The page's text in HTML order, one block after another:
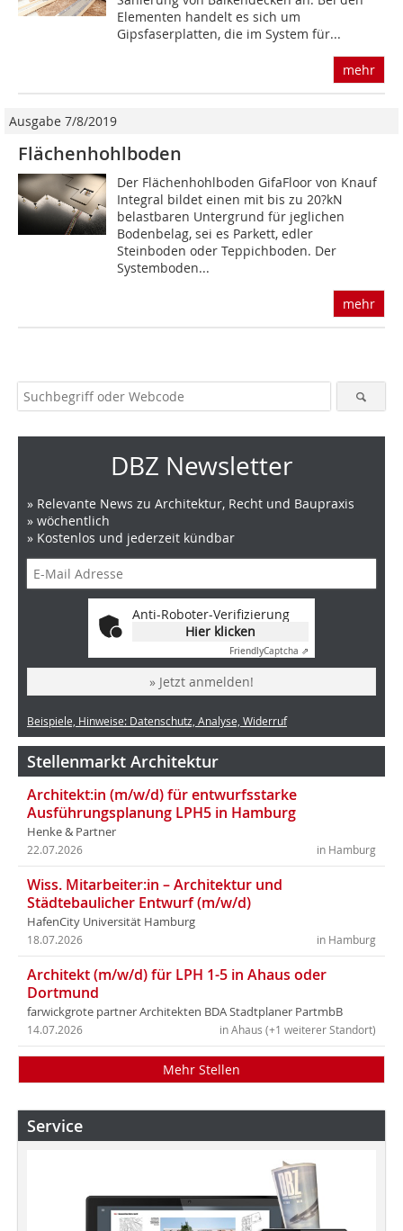
Elementen handelt es sich um
Gipsfaserplatten, die im System für...
mehr
Ausgabe 7/8/2019
Flächenhohlboden
Der Flächenhohlboden GifaFloor von Knauf
Integral bildet einen mit bis zu 20?kN
belastbaren Untergrund für jeglichen
Bodenbelag, sei es Parkett, edler
Steinboden oder Teppichboden. Der
Systemboden...
mehr
DBZ Newsletter
» Relevante News zu Architektur, Recht und Baupraxis
» wöchentlich
» Kostenlos und jederzeit kündbar
Anti-Roboter-Verifizierung
Hier klicken
FriendlyCaptcha ⇗
» Jetzt anmelden!
Beispiele, Hinweise: Datenschutz, Analyse, Widerruf
Stellenmarkt Architektur
Architekt:in (m/w/d) für entwurfsstarke
Ausführungsplanung LPH5 in Hamburg
Henke & Partner
in Hamburg
22.07.2026
Wiss. Mitarbeiter:in – Architektur und
Städtebaulicher Entwurf (m/w/d)
HafenCity Universität Hamburg
in Hamburg
18.07.2026
Architekt (m/w/d) für LPH 1-5 in Ahaus oder
Dortmund
farwickgrote partner Architekten BDA Stadtplaner PartmbB
in Ahaus (+1 weiterer Standort)
14.07.2026
Mehr Stellen
Service